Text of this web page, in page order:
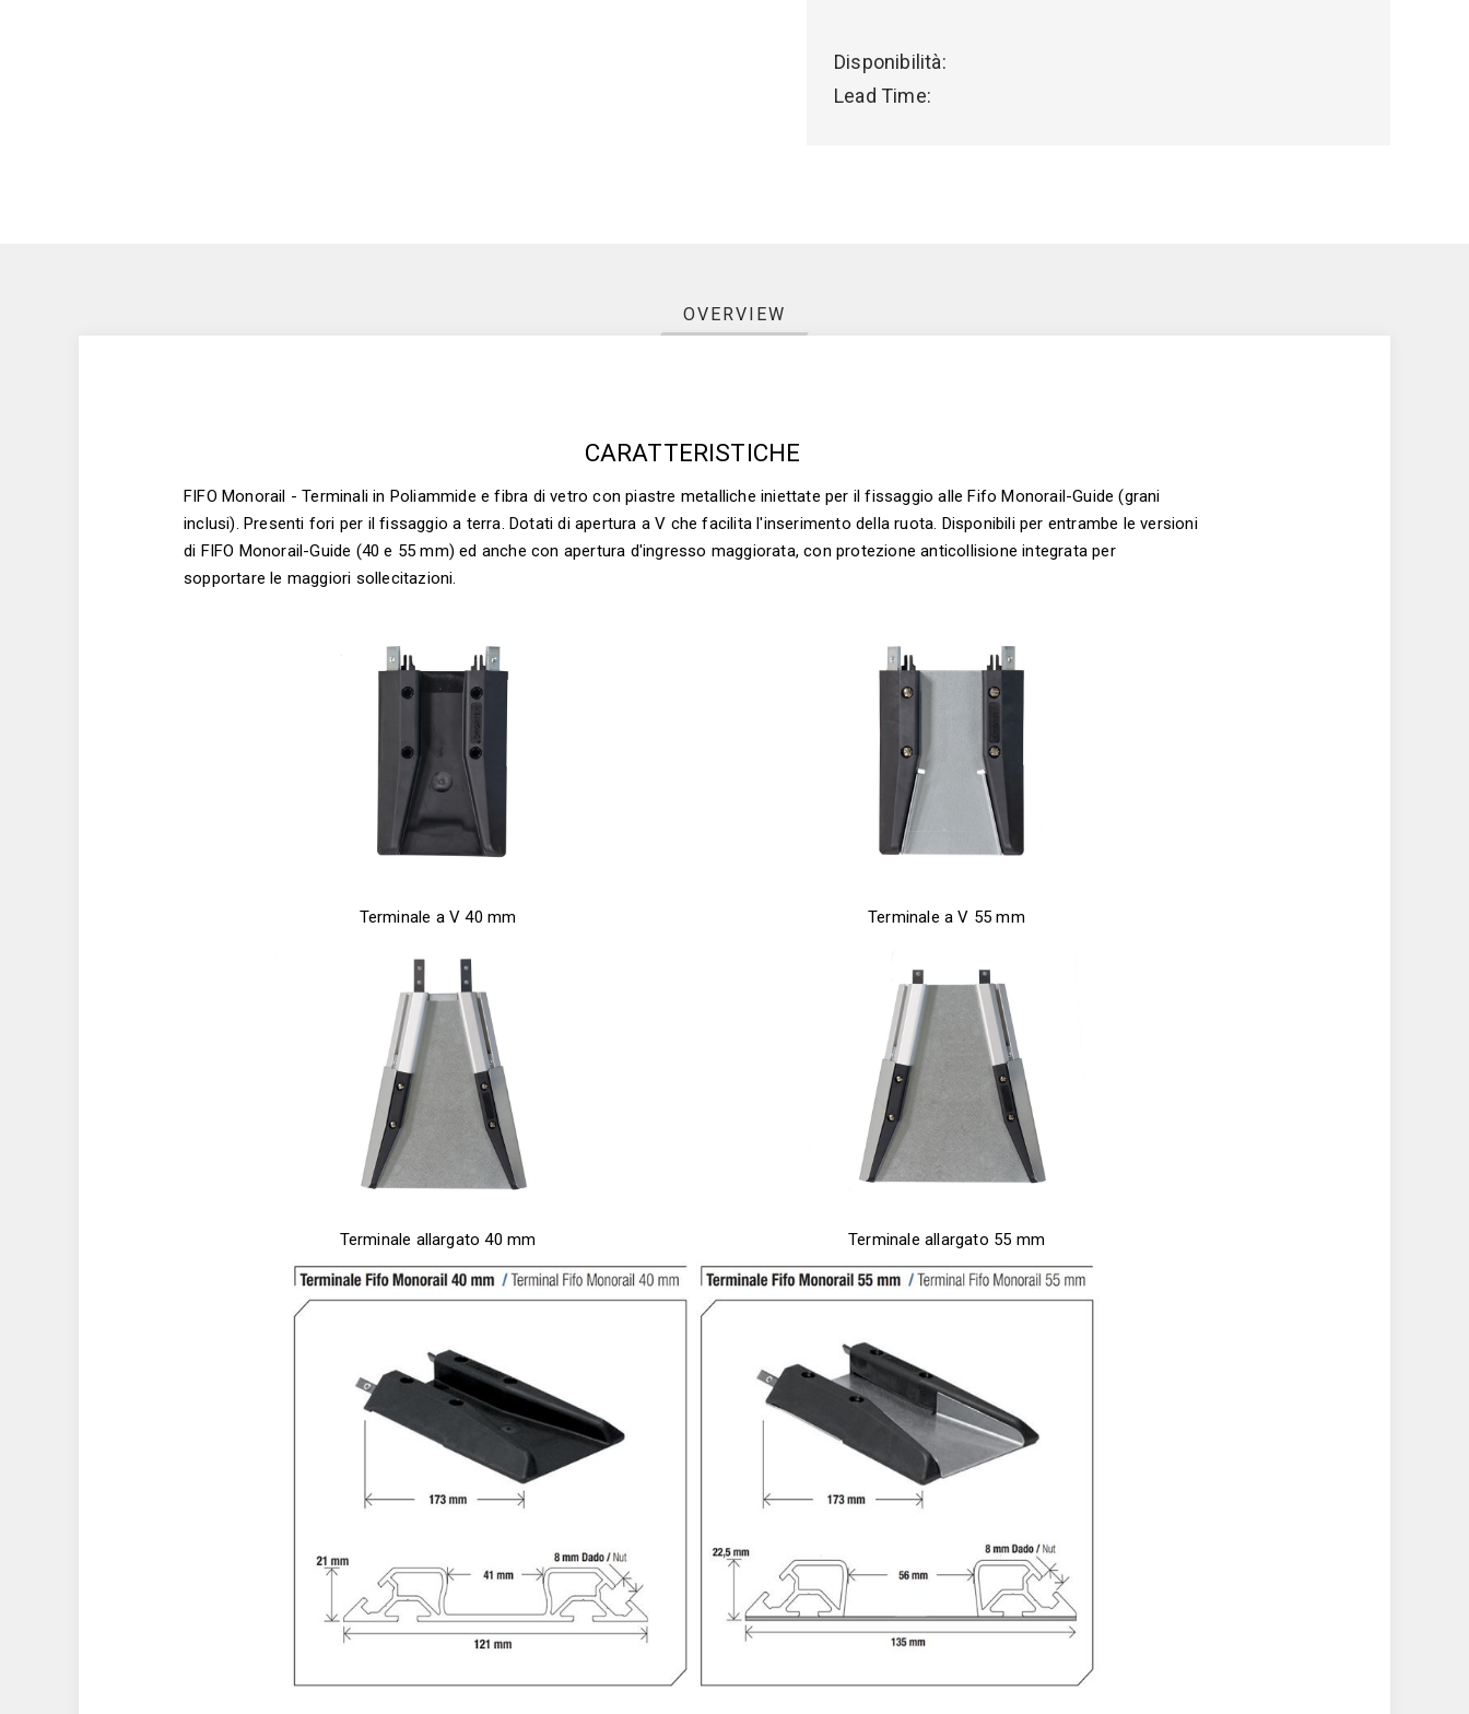
Disponibilità:
Lead Time:
OVERVIEW
CARATTERISTICHE
FIFO Monorail - Terminali in Poliammide e fibra di vetro con piastre metalliche iniettate per il fissaggio alle Fifo Monorail-Guide (grani
inclusi). Presenti fori per il fissaggio a terra. Dotati di apertura a V che facilita l'inserimento della ruota. Disponibili per entrambe le versioni
di FIFO Monorail-Guide (40 e 55 mm) ed anche con apertura d'ingresso maggiorata, con protezione anticollisione integrata per
sopportare le maggiori sollecitazioni.
Terminale a V 40 mm Terminale a V 55 mm
Terminale allargato 40 mm Terminale allargato 55 mm